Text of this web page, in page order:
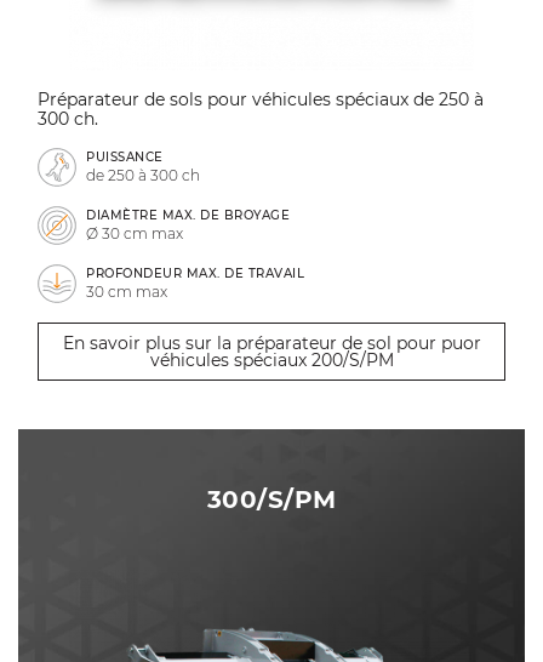
Préparateur de sols pour véhicules spéciaux de 250 à
300 ch.
PUISSANCE
de 250 à 300 ch
DIAMÈTRE MAX. DE BROYAGE
Ø 30 cm max
PROFONDEUR MAX. DE TRAVAIL
30 cm max
En savoir plus sur la préparateur de sol pour puor
véhicules spéciaux 200/S/PM
300/S/PM